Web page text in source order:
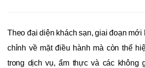
Theo đại diện khách sạn, giai đoạn mới
chỉnh về mặt điều hành mà còn thể
trong dịch vụ, ẩm thực và các không